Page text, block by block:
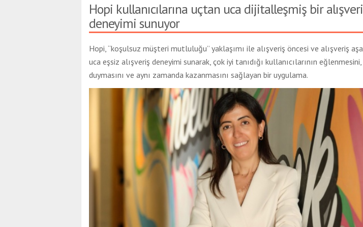
Hopi kullanıcılarına uçtan uca dijitalleşmiş bir
deneyimi sunuyor
Hopi, “koşulsuz müşteri mutluluğu” yaklaşımı ile alışveriş öncesi ve alışveriş
uca eşsiz alışveriş deneyimi sunarak, çok iyi tanıdığı kullanıcılarının
duymasını ve aynı zamanda kazanmasını sağlayan bir uygulama.